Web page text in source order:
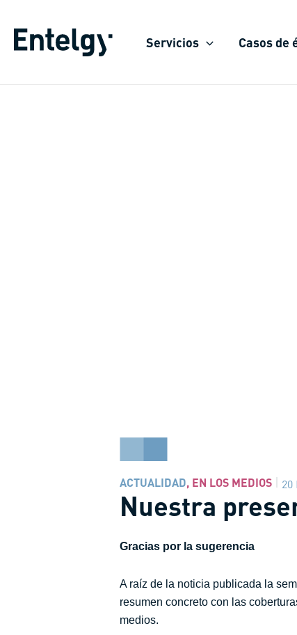
contenido
Servicios Casos de
ACTUALIDAD, EN LOS MEDIOS 20
Nuestra
Gracias por la sugerencia
A raíz de la noticia publicada la
resumen concreto con las
medios.